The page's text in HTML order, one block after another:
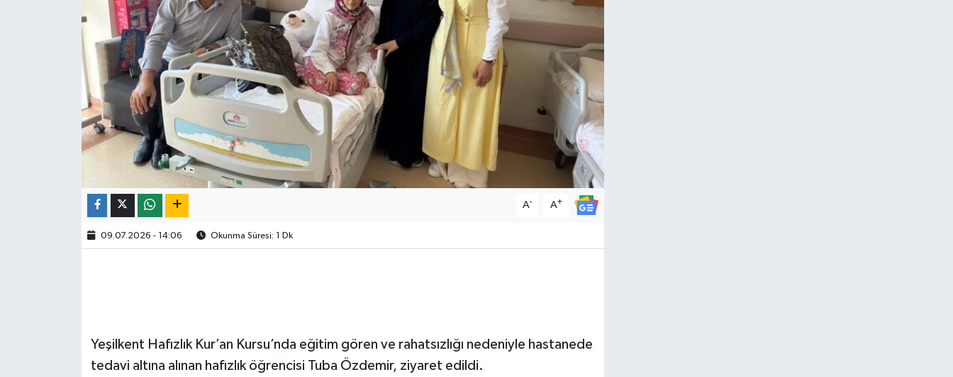
A- A+
09.07.2026 - 14:06 Okunma Süresi: 1 Dk
Yeşilkent Hafızlık Kur’an Kursu’nda eğitim gören ve rahatsızlığı nedeniyle hastanede
tedavi altına alınan hafızlık öğrencisi Tuba Özdemir, ziyaret edildi.